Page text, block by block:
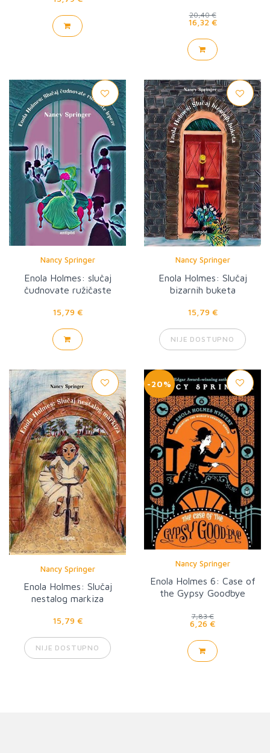
20,40 €
16,32 €
Nancy Springer
Enola Holmes: slučaj
čudnovate ružičaste
15,79 €
Nancy Springer
Enola Holmes: Slučaj
bizarnih buketa
15,79 €
NIJE DOSTUPNO
Nancy Springer
Enola Holmes: Slučaj
nestalog markiza
15,79 €
NIJE DOSTUPNO
-20%
Nancy Springer
Enola Holmes 6: Case of
the Gypsy Goodbye
7,83 €
6,26 €